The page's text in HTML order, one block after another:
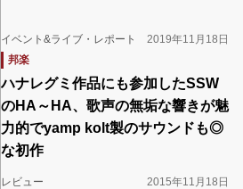
イベント&ライブ・レポート
2019年11月18日
邦楽
ハナレグミ作品にも参加したSSW
のHA～HA、歌声の無垢な響きが魅
力的でyamp kolt製のサウンドも◎
な初作
レビュー
2015年11月18日